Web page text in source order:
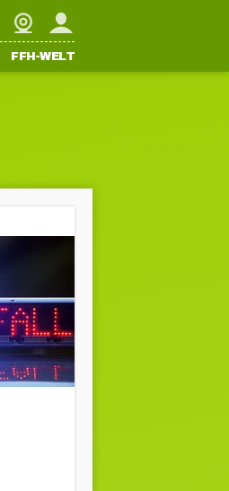
WebcamMein FFH
FFH-WELT